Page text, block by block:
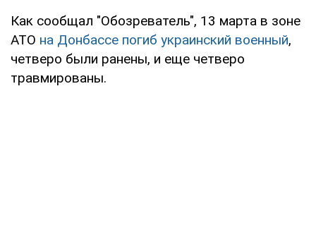
Как сообщал "Обозреватель", 13 марта в зоне
АТО на Донбассе погиб украинский военный,
четверо были ранены, и еще четверо
травмированы.